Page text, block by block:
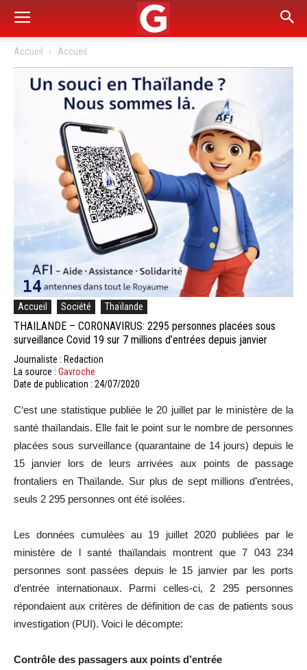
Accueil Accueil
Accueil Société Thaïlande
THAILANDE – CORONAVIRUS: 2295 personnes placées sous
surveillance Covid 19 sur 7 millions d’entrées depuis janvier
Journaliste : Redaction
La source : Gavroche
Date de publication : 24/07/2020
C‘est une statistique publiée le 20 juillet par le ministère de la
santé thaïlandais. Elle fait le point sur le nombre de personnes
placées sous surveillance (quarantaine de 14 jours) depuis le
15 janvier lors de leursarrivées aux points de passage
frontaliers en Thaïlande. Sur plus de sept millions d’entrées,
seuls 2 295 personnes ont été isolées.
Les données cumulées au 19 juillet 2020 publiées par le
ministère de l santé thaïlandais montrent que 7 043 234
personnes sont passées depuis le 15 janvier par les ports
d’entrée internationaux. Parmi celles-ci, 2 295 personnes
répondaient aux critères de définition decas depatients sous
investigation (PUI). Voici le décompte:
Contrôle des passagers aux points d’entrée